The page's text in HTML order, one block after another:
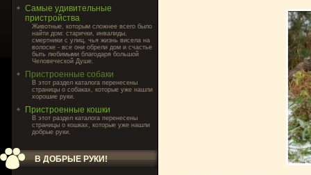
Самые удивительные
пристройства
Животные, которым сложнее всего было
найти дом: старички, инвалиды,
смертники с улиц, чья жизнь висела на
волоске - все они обрели дом и счастье
быть любимыми благодаря большой
Человеческой Душе.
Пристроенные собаки
В этот раздел каталога перенесены
страницы о собаках, которые уже нашли
хорошие руки.
Пристроенные кошки
В этот раздел каталога перенесены
страницы о кошках, которые уже нашли
добрые руки.
В ДОБРЫЕ РУКИ!